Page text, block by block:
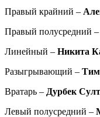
Правый крайний –
Правый полусредний –
Линейный – Никита
Разыгрывающий –
Вратарь – Дурбек
Левый полусредний –